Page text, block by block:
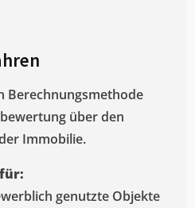
Berechnungsmethode
über den
Immobilie.
genutzte Objekte